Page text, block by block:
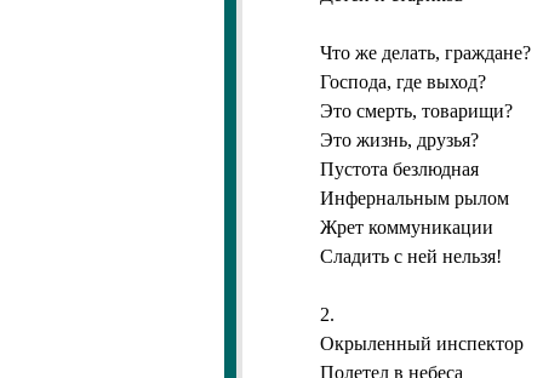
Что же делать, граждане?
Господа, где выход?
Это смерть, товарищи?
Это жизнь, друзья?
Пустота безлюдная
Инфернальным рылом
Жрет коммуникации
Сладить с ней нельзя!
2.
Окрыленный инспектор
Полетел в небеса